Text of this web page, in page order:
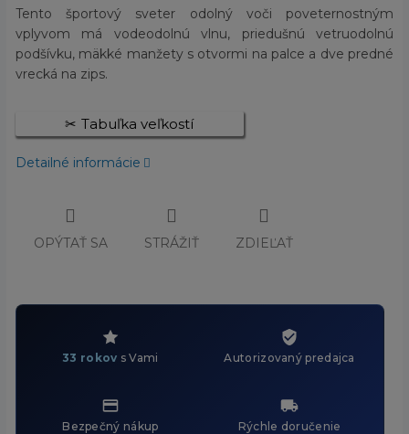
Tento športový sveter odolný voči poveternostným
vplyvom má vodeodolnú vlnu, priedušnú vetruodolnú
podšívku, mäkké manžety s otvormi na palce a dve predné
vrecká na zips.
Tabuľka veľkostí
Detailné informácie
OPÝTAŤ SA STRÁŽIŤ ZDIEĽAŤ
33 rokov s Vami Autorizovaný predajca
Bezpečný nákup Rýchle doručenie